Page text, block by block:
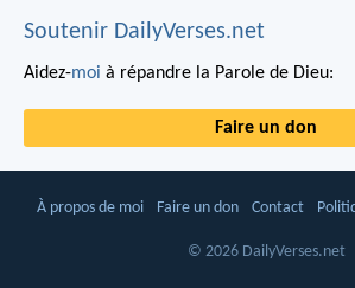
Soutenir DailyVerses.net
Aidez-moi à répandre la Parole de Dieu:
Faire un don
À propos de moi Faire un don Contact
© 2026 DailyVerses.net